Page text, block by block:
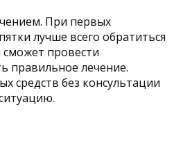
При первых
лучше всего обратиться
сможет провести
правильное лечение.
средств без консультации